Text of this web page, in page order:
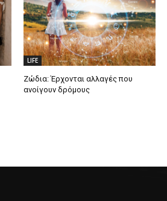
LIFE
Ζώδια: Έρχονται αλλαγές που
ανοίγουν δρόμους